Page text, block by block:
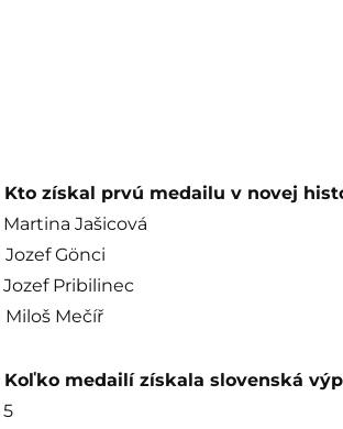
Kto získal prvú medailu v novej
Martina Jašicová
Jozef Gönci
Jozef Pribilinec
Miloš Mečíř
Koľko medailí získala slovenská
5